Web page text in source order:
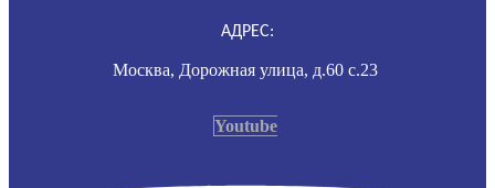
АДРЕС:
Москва, Дорожная улица, д.60 с.23
Youtube